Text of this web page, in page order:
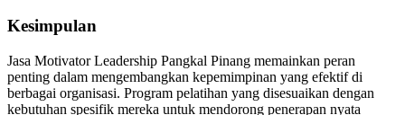
Kesimpulan
Jasa Motivator Leadership Pangkal Pinang memainkan peran
penting dalam mengembangkan kepemimpinan yang efektif di
berbagai organisasi. Program pelatihan yang disesuaikan dengan
kebutuhan spesifik mereka untuk mendorong penerapan nyata